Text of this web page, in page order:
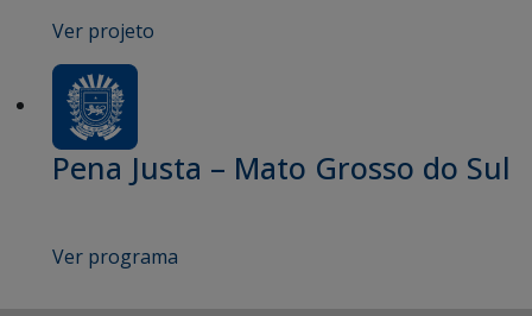
Ver projeto
Pena Justa – Mato Grosso do Sul
Ver programa